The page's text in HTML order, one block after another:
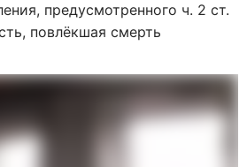
предусмотренного ч. 2 ст.
повлёкшая смерть